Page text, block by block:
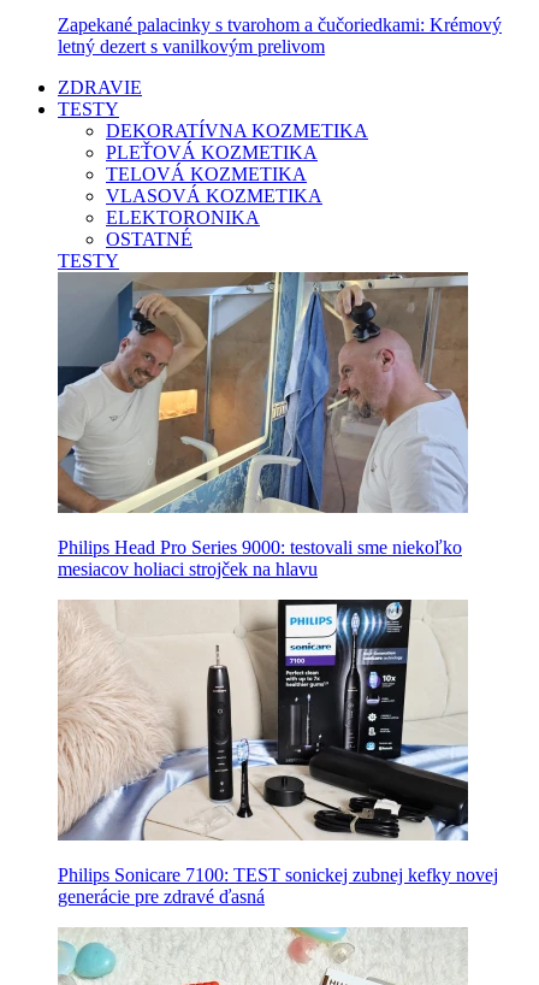
Zapekané palacinky s tvarohom a čučoriedkami: Krémový
letný dezert s vanilkovým prelivom
ZDRAVIE
TESTY
DEKORATÍVNA KOZMETIKA
PLEŤOVÁ KOZMETIKA
TELOVÁ KOZMETIKA
VLASOVÁ KOZMETIKA
ELEKTORONIKA
OSTATNÉ
TESTY
Philips Head Pro Series 9000: testovali sme niekoľko
mesiacov holiaci strojček na hlavu
Philips Sonicare 7100: TEST sonickej zubnej kefky novej
generácie pre zdravé ďasná